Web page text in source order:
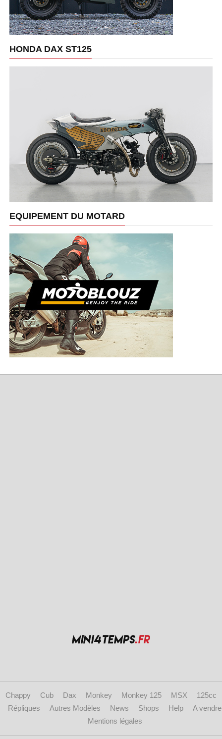
HONDA DAX ST125
EQUIPEMENT DU MOTARD
Chappy Cub Dax Monkey Monkey 125 MSX
125cc
Répliques
Autres Modèles News Shops Help
A vendre
Mentions légales